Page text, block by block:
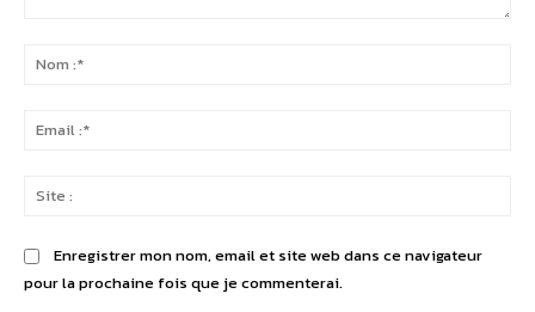
Enregistrer mon nom, email et site web dans ce navigateur
pour la prochaine fois que je commenterai.